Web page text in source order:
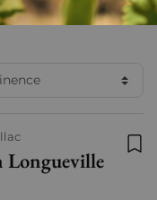
Longueville